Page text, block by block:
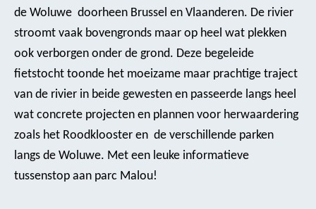
de Woluwe doorheen Brussel en Vlaanderen. De rivier
stroomt vaak bovengronds maar op heel wat plekken
ook verborgen onder de grond. Deze begeleide
fietstocht toonde het moeizame maar prachtige traject
van de rivier in beide gewesten en passeerde langs heel
wat concrete projecten en plannen voor herwaardering
zoals het Roodklooster en de verschillende parken
langs de Woluwe. Met een leuke informatieve
tussenstop aan parc Malou!